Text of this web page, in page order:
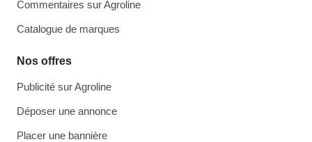
Commentaires sur Agroline
Catalogue de marques
Nos offres
Publicité sur Agroline
Déposer une annonce
Placer une bannière